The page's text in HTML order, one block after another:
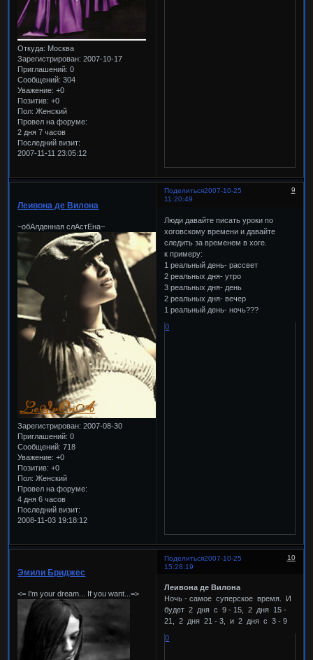
Откуда: Москва
Зарегистрирован: 2007-10-17
Приглашений: 0
Сообщений: 304
Уважение: +0
Позитив: +0
Пол: Женский
Провел на форуме:
2 дня 7 часов
Последний визит:
2007-11-11 23:05:12
Поделиться 9
2007-10-25
11:20:49
Леивона де Вилона
~обАлденная слАстЕна~
Зарегистрирован: 2007-08-30
Приглашений: 0
Сообщений: 718
Уважение: +0
Позитив: +0
Пол: Женский
Провел на форуме:
4 дня 6 часов
Последний визит:
2008-11-03 19:18:12
Люди давайте писать уроки по
хоговскому времени и давайте
следить за временем в хоге.
к примеру:
1 реальный день- рассвет
2 реальных дня- утро
3 реальных дня- день
2 реальных дня- вечер
1 реальный день- ночь???
0
Поделиться 10
2007-10-25
15:28:19
Эмили Бриджес
<= I'm your dream... If you want...=>
Леивона де Вилона
Ночь - самое суперское время. И
будет 2 дня с 9 - 15, 2 дня 15 -
21, 2 дня 21 - 3, и 2 дня с 3 - 9
0